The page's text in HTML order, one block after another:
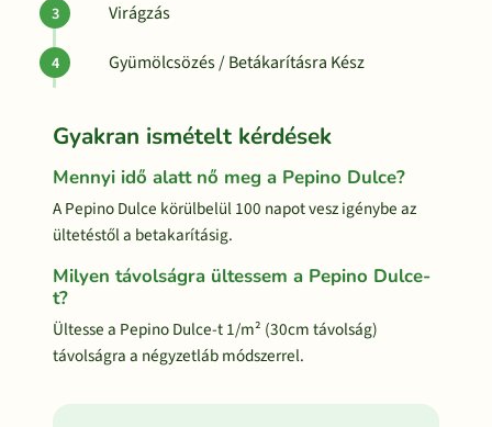
Virágzás
Gyümölcsözés / Betákarításra Kész
Gyakran ismételt kérdések
Mennyi idő alatt nő meg a Pepino Dulce?
A Pepino Dulce körülbelül 100 napot vesz igénybe az
ültetéstől a betakarításig.
Milyen távolságra ültessem a Pepino Dulce-
t?
Ültesse a Pepino Dulce-t 1/m² (30cm távolság)
távolságra a négyzetláb módszerrel.